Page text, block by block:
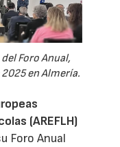
Foro Anual,
en Almería.
(AREFLH)
Foro Anual